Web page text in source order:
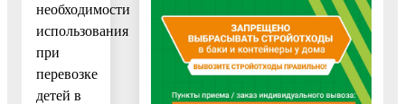
необходимости
использования
при
перевозке
детей в